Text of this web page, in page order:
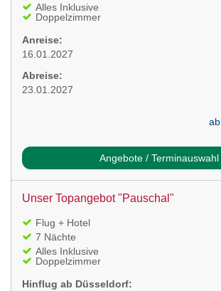
Alles Inklusive
Doppelzimmer
Anreise:
16.01.2027
Abreise:
23.01.2027
ab
Angebote / Terminauswahl
Unser Topangebot "Pauschal"
Flug + Hotel
7 Nächte
Alles Inklusive
Doppelzimmer
Hinflug ab Düsseldorf: